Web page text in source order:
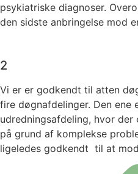
psykiatriske diagnoser.
den sidste anbringelse mod
2
Vi er er godkendt til atten
fire døgnafdelinger. Den ene
udredningsafdeling, hvor der
på grund af komplekse
ligeledes godkendt til at